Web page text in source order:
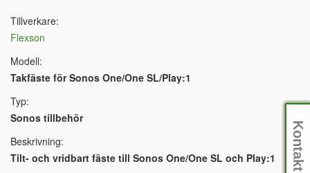
Tillverkare:
Flexson
Modell:
Takfäste för Sonos One/One SL/Play:1
Typ:
Sonos tillbehör
Beskrivning:
Tilt- och vridbart fäste till Sonos One/One SL och Play:1
Kontakt